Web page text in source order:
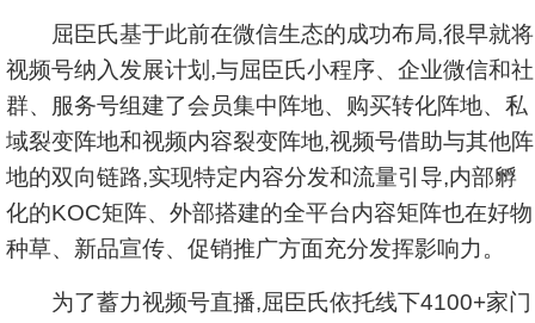
屈臣氏基于此前在微信生态的成功布局,很早就将
视频号纳入发展计划,与屈臣氏小程序、企业微信和社
群、服务号组建了会员集中阵地、购买转化阵地、私
域裂变阵地和视频内容裂变阵地,视频号借助与其他阵
地的双向链路,实现特定内容分发和流量引导,内部孵
化的KOC矩阵、外部搭建的全平台内容矩阵也在好物
种草、新品宣传、促销推广方面充分发挥影响力。
为了蓄力视频号直播,屈臣氏依托线下4100+家门